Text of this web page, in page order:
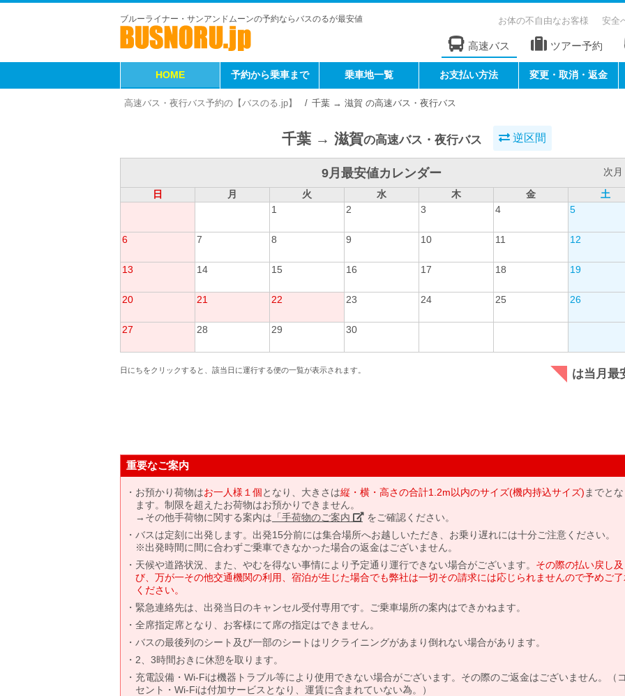
ブルーライナー・サンアンドムーンの予約ならバスのるが最安値 お体の不自由なお客様 安全
高速バス ツアー予約
HOME 予約から乗車まで 乗車地一覧 お支払い方法 変更・取消・返金
高速バス・夜行バス予約の【バスのる.jp】 千葉 → 滋賀 の高速バス・夜行バス
千葉 → 滋賀の高速バス・夜行バス 逆区間
9月最安値カレンダー
次月
日
月 火 水 木 金
土
1
2 3 4 5
6 7 8 9 10 11 12
13 14 15 16 17 18 19
20 21 22 23 24 25 26
27 28 29 30
日にちをクリックすると、該当日に運行する便の一覧が表示されます。 は当月最
重要なご案内
お預かり荷物はお一人様１個となり、大きさは縦・横・高さの合計1.2m以内のサイズ(機内持込サイズ) までと
ます。制限を超えたお荷物はお預かりできません。
→その他手荷物に関する案内は 「手荷物のご案内」 をご確認ください。
バスは定刻に出発します。出発15分前には集合場所へお越しいただき、お乗り遅れには十分ご注意ください。
※出発時間に間に合わずご乗車できなかった場合の返金はございません。
天候や道路状況、また、やむを得ない事情により予定通り運行できない場合がございます。 その際の払い戻し及
び、万が一その他交通機関の利用、宿泊が生じた場合でも弊社は一切その請求には応じられませんので予めご
ください。
緊急連絡先は、出発当日のキャンセル受付専用です。ご乗車場所の案内はできかねます。
全席指定席となり、お客様にて席の指定はできません。
バスの最後列のシート及び一部のシートはリクライニングがあまり倒れない場合があります。
2、3時間おきに休憩を取ります。
充電設備・Wi-Fiは機器トラブル等により使用できない場合がございます。その際のご返金はございません。（
セント・Wi-Fiは付加サービスとなり、運賃に含まれていない為。）